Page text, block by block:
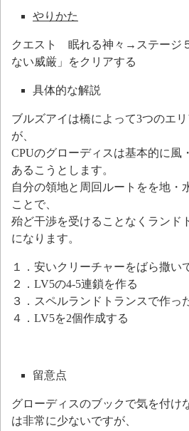
やりかた
クエスト 眠れる神々→ステージ
ない威厳」をクリアする
具体的な解説
ブルズアイは橋によって3つのエ
が、
CPUのグローディスは基本的に風
あるこうとします。
自分の領地と周回ルートをを地・
ことで、
殆ど干渉を受けることなくランド
になります。
１．安いクリーチャーをばら撒い
２．LV5の4-5連鎖を作る
３．スペルランドトランスで作っ
４．LV5を2個作成する
留意点
グローディスのブックで気を付け
は非常に少ないですが、